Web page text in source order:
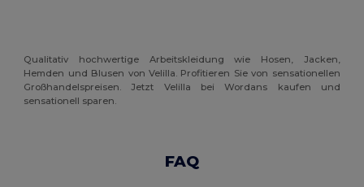
Qualitativ hochwertige Arbeitskleidung wie Hosen, Jacken,
Hemden und Blusen von Velilla. Profitieren Sie von sensationellen
Großhandelspreisen. Jetzt Velilla bei Wordans kaufen und
sensationell sparen.
FAQ